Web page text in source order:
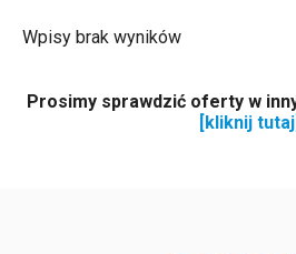
Wpisy brak wyników
Prosimy sprawdzić oferty w
[kliknij tutaj]